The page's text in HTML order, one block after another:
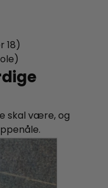
18)
skal være, og